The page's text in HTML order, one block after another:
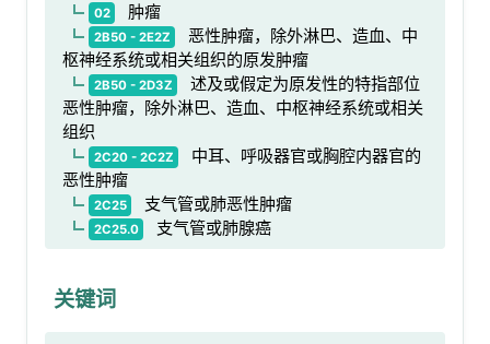
02 肿瘤
2B50 - 2E2Z
恶性肿瘤，除外淋巴、造血、中
枢神经系统或相关组织的原发肿瘤
2B50 - 2D3Z
述及或假定为原发性的特指部位
恶性肿瘤，除外淋巴、造血、中枢神经系统或相关
组织
2C20 - 2C2Z
中耳、呼吸器官或胸腔内器官的
恶性肿瘤
2C25 支气管或肺恶性肿瘤
2C25.0 支气管或肺腺癌
关键词